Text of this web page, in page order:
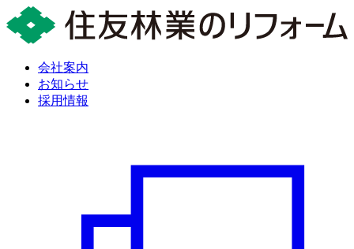
会社案内
お知らせ
採用情報